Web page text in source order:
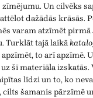
Un cilvēks
dažādās krāsās.
varam atzīmēt pirmā
Turklāt tajā laikā
to arī apzīmē.
šī materiāla izskatās.
līdzi un to, ko
cilts šamanis pārzīmē